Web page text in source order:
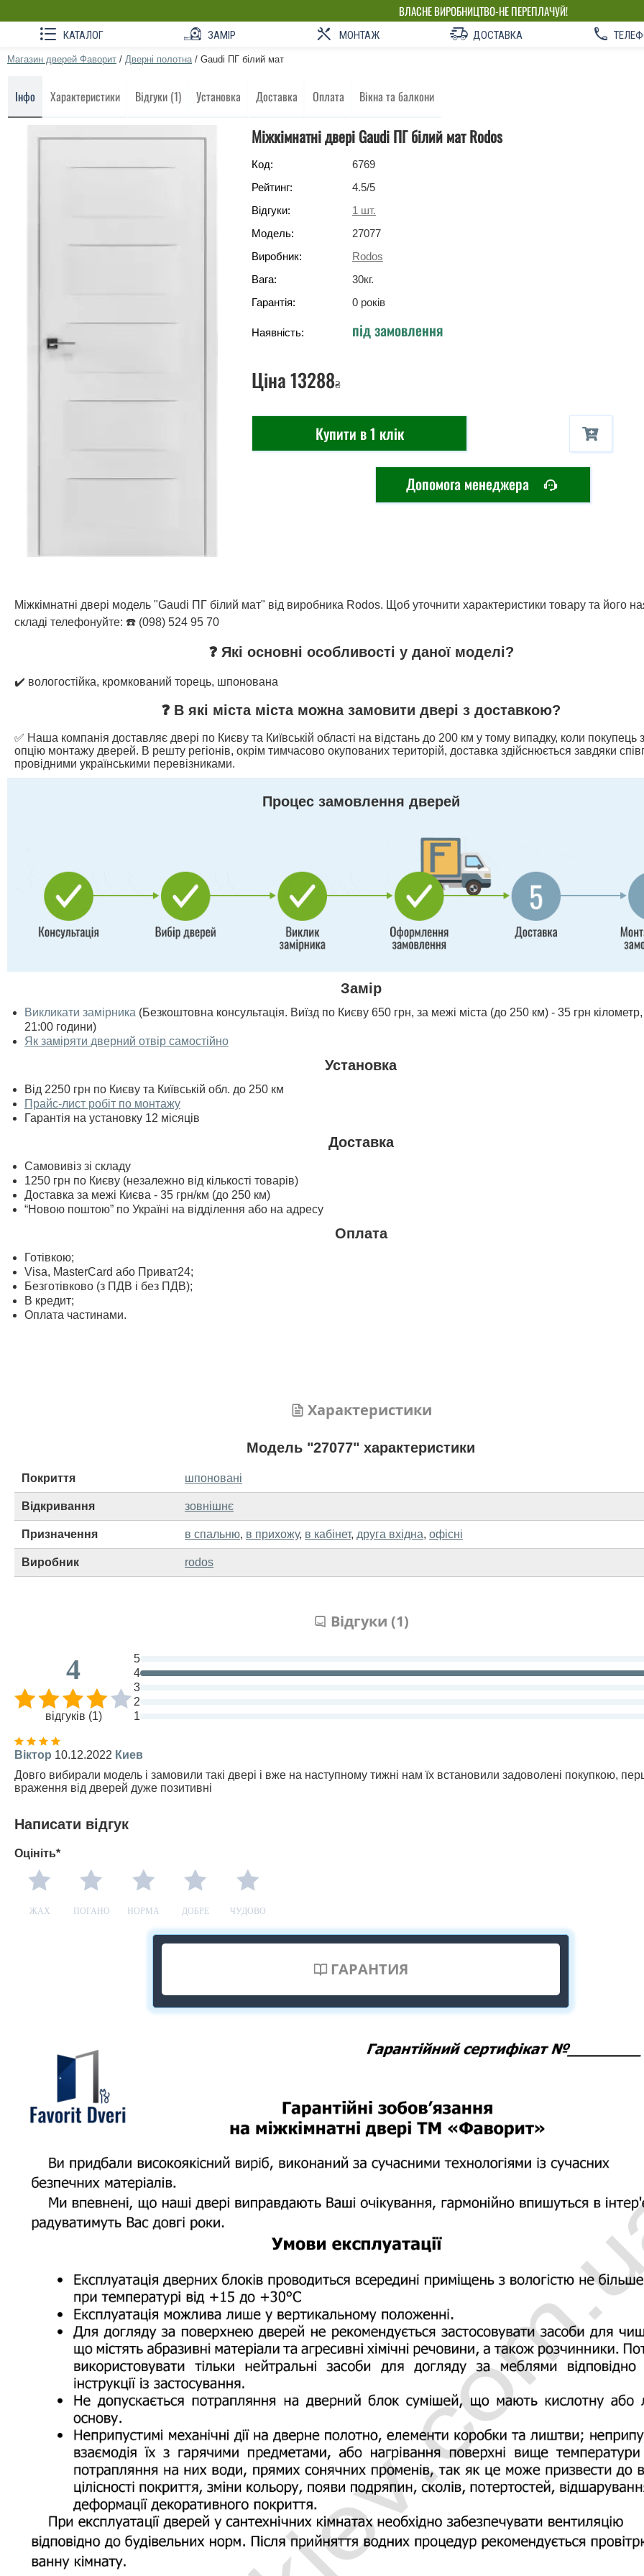
ВЛАСНЕ ВИРОБНИЦТВО-НЕ ПЕРЕПЛАЧУЙ!
КАТАЛОГ ЗАМІР МОНТАЖ ДОСТАВКА
Магазин дверей Фаворит / Дверні полотна / Gaudi ПГ білий мат
Інфо Характеристики Відгуки (1) Установка Доставка Оплата Вікна та балкони
Міжкімнатні двері Gaudi ПГ білий мат Rodos
Код:
6769
Рейтинг:
4.5/5
Відгуки:
1 шт.
Модель:
27077
Виробник:
Rodos
Вага:
30кг.
Гарантія:
0 років
Наявність: під замовлення
Ціна13288₴
Купити в 1 клік
Допомога менеджера
Міжкімнатні двері модель "Gaudi ПГ білий мат" від виробника Rodos. Щоб уточнити характеристики товару та його
складі телефонуйте: ☎️ (098) 524 95 70
❓ Які основні особливості у даної моделі?
✔️ вологостійка, кромкований торець, шпонована
❓ В які міста міста можна замовити двері з доставкою?
✅ Наша компанія доставляє двері по Києву та Київській області на відстань до 200 км у тому випадку, коли покупець
опцію монтажу дверей. В решту регіонів, окрім тимчасово окупованих територій, доставка здійснюється завдяки
провідними українськими перевізниками.
Процес замовлення дверей
Замір
Викликати замірника (Безкоштовна консультація. Виїзд по Києву 650 грн, за межі міста (до 250 км) - 35 грн
21:00 години)
Як заміряти дверний отвір самостійно
Установка
Від 2250 грн по Києву та Київській обл. до 250 км
Прайс-лист робіт по монтажу
Гарантія на установку 12 місяців
Доставка
Самовивіз зі складу
1250 грн по Києву (незалежно від кількості товарів)
Доставка за межі Києва - 35 грн/км (до 250 км)
“Новою поштою” по Україні на відділення або на адресу
Оплата
Готівкою;
Visa, MasterСard або Приват24;
Безготівково (з ПДВ і без ПДВ);
В кредит;
Оплата частинами.
Характеристики
Модель "27077" характеристики
Покриття шпоновані
Відкривання зовнішнє
Призначення в спальню, в прихожу, в кабінет, друга вхідна, офісні
Виробник rodos
Відгуки (1)
4
відгуків (1)
5
4
3
2
1
Віктор 10.12.2022 Киев
Довго вибирали модель і замовили такі двері і вже на наступному тижні нам їх встановили задоволені покупкою,
враження від дверей дуже позитивні
Написати відгук
Оцініть*
ЖАХ ПОГАНО НОРМА ДОБРЕ ЧУДОВО
ГАРАНТИЯ